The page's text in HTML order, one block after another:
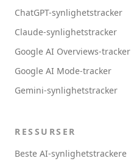
ChatGPT-synlighetstracker
Claude-synlighetstracker
Google AI Overviews-tracker
Google AI Mode-tracker
Gemini-synlighetstracker
RESSURSER
Beste AI-synlighetstrackere